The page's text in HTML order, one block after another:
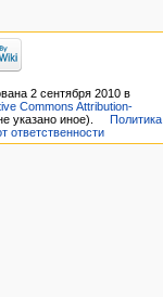
2 сентября 2010 в
Commons Attribution-
указано иное).
Политика
ответственности